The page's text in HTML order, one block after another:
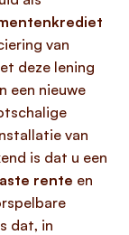
van
deze lening
een nieuwe
van
is dat u een
rente en
dat, in